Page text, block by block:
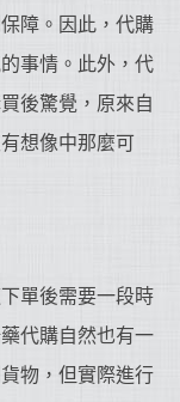
障。因此，代購
事情。此外，代
後驚覺，原來自
想像中那麼可
單後需要一段時
代購自然也有一
物，但實際進行